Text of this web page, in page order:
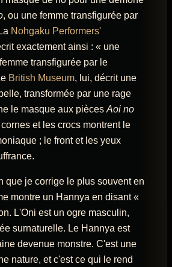
, ou une femme transfigurée par
Nohgaku Performers'
exactement ainsi : « une
transfigurée par le
British Museum, lui, décrit une
transformée par une rage
le masque aux pièces Aoi no
cornes et les crocs montrent le
; le front et les yeux
que je corrige le plus souvent en
montre un Hannya en disant «
L'Oni est un ogre masculin,
surnaturelle. Le Hannya est
devenue monstre. C'est une
nature, et c'est ce qui le rend